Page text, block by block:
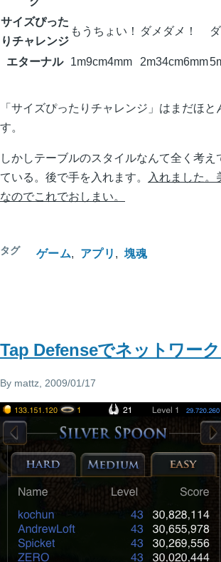
サイズぴった
りチャレンジ
もうちょい！ ダメダメ！
エターナル 1m9cm4mm 2m34cm6mm
「サイズぴったりチャレンジ」はまだほ
す。
しかしテーブルのスタイルなんて全く考
ている。後で手を入れます。
入れました。
なのでこれでおしまい。
タグ ゲーム アプリ 塊魂
Tap Defenseでネットワー
By mattz, 2009/01/17